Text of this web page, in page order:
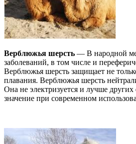
Верблюжья шерсть — В народной
заболеваний, в том числе и
Верблюжья шерсть защищает не
плавания. Верблюжья шерсть
Она не электризуется и лучше
значение при современном